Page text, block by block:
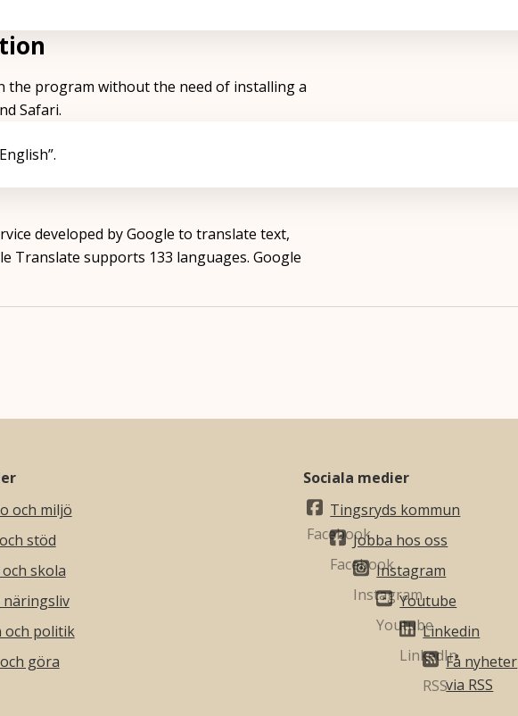
the program without the need of installing a
Safari.
developed by Google to translate text,
Translate supports 133 languages. Google
och miljö
stöd
skola
näringsliv
och politik
göra
Sociala medier
Tingsryds kommun
Jobba hos oss
Instagram
Youtube
Linkedin
Få nyheter
via RSS